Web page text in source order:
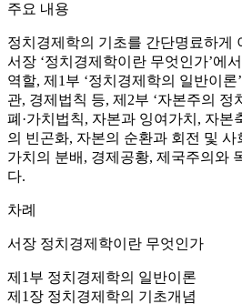
주요 내용
정치경제학의 기초를 간단명료하게
서장 ‘정치경제학이란 무엇인가’에
역할, 제1부 ‘정치경제학의 일반이
관, 경제법칙 등, 제2부 ‘자본주의 정
폐·가치법칙, 자본과 잉여가치, 자본
의 빈곤화, 자본의 순환과 회전 및 사
가치의 분배, 경제공황, 제국주의와
다.
차례
서장 정치경제학이란 무엇인가
제1부 정치경제학의 일반이론
제1장 정치경제학의 기초개념